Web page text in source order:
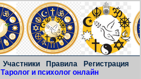
Участники Правила
Регистрация
Таролог и психолог онлайн